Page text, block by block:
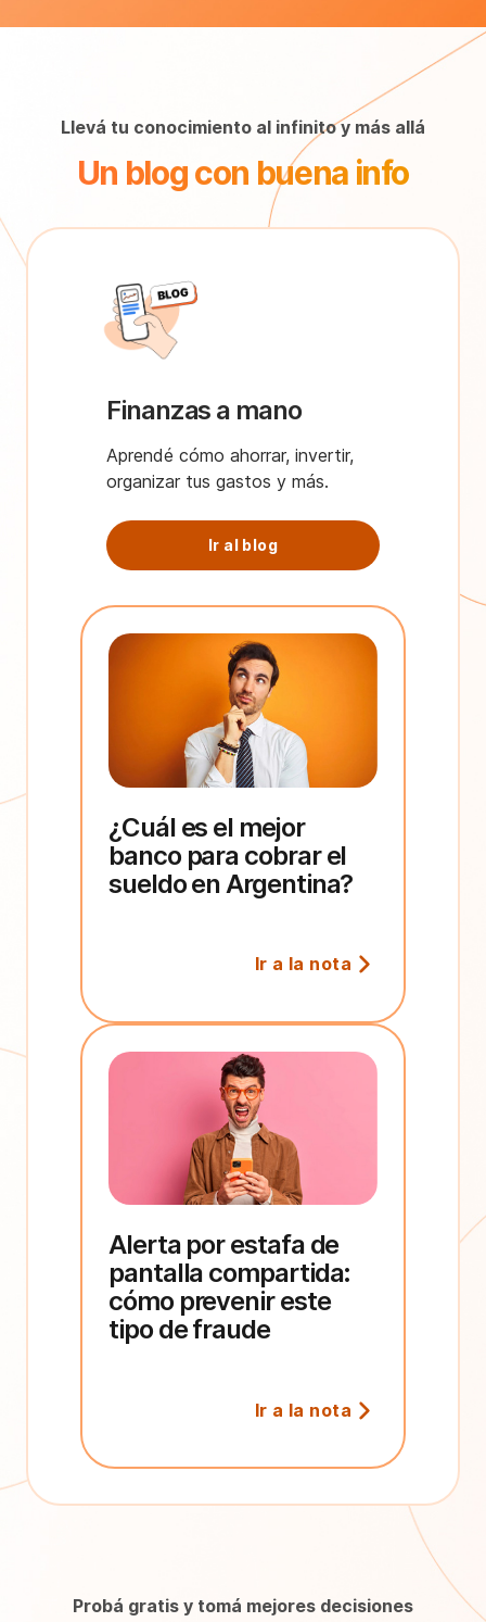
Llevá tu conocimiento al infinito y más allá
Un blog con buena info
Finanzas a mano
Aprendé cómo ahorrar, invertir,
organizar tus gastos y más.
Ir al blog
¿Cuál es el mejor
banco para cobrar el
sueldo en Argentina?
Ir a la nota
Alerta por estafa de
pantalla compartida:
cómo prevenir este
tipo de fraude
Ir a la nota
Probá gratis y tomá mejores decisiones